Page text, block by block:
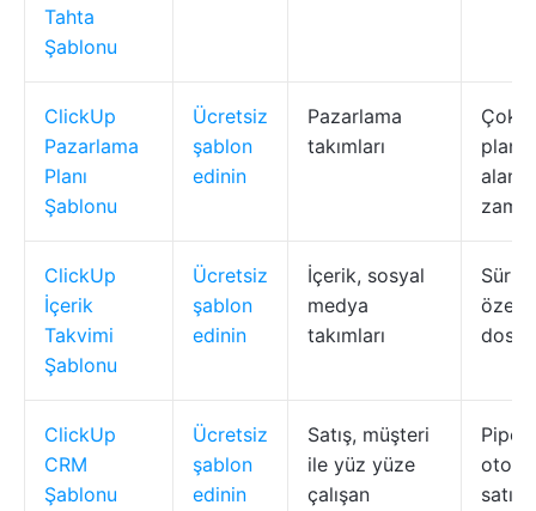
Tahta
Şablonu
ClickUp
Pazarlama
Planı
Şablonu
Ücretsiz
şablon
edinin
Pazarlama
takımları
Çok
ClickUp
İçerik
Takvimi
Şablonu
Ücretsiz
şablon
edinin
İçerik, sosyal
medya
takımları
özel
dosya
ClickUp
CRM
Şablonu
Ücretsiz
şablon
edinin
Satış, müşteri
ile yüz yüze
çalışan
satış